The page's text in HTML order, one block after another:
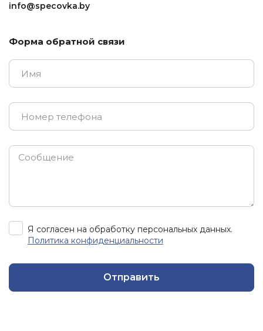
Форма обратной связи
Я согласен на обработку персональных данных.
Политика конфиденциальности
Отправить
info@specovka.by